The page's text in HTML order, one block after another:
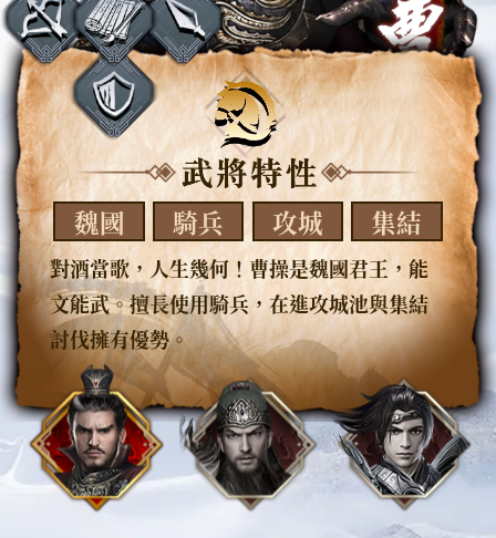
魏國 騎兵 攻城 集結
對酒當歌，人生幾何！曹操是魏國君王，能
文能武。擅長使用騎兵，在進攻城池與集結
討伐擁有優勢。